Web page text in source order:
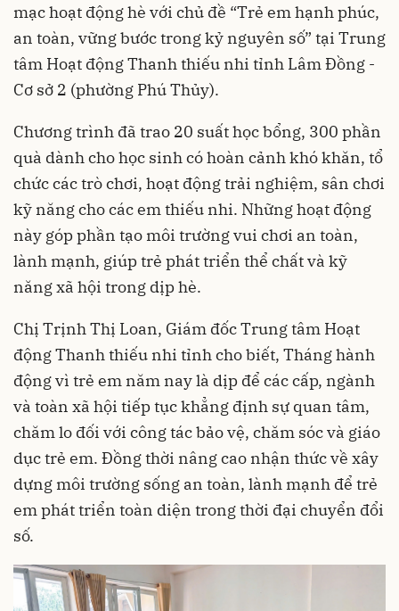
mạc hoạt động hè với chủ đề “Trẻ em hạnh phúc,
an toàn, vững bước trong kỷ nguyên số” tại Trung
tâm Hoạt động Thanh thiếu nhi tỉnh Lâm Đồng -
Cơ sở 2 (phường Phú Thủy).
Chương trình đã trao 20 suất học bổng, 300 phần
quà dành cho học sinh có hoàn cảnh khó khăn, tổ
chức các trò chơi, hoạt động trải nghiệm, sân chơi
kỹ năng cho các em thiếu nhi. Những hoạt động
này góp phần tạo môi trường vui chơi an toàn,
lành mạnh, giúp trẻ phát triển thể chất và kỹ
năng xã hội trong dịp hè.
Chị Trịnh Thị Loan, Giám đốc Trung tâm Hoạt
động Thanh thiếu nhi tỉnh cho biết, Tháng hành
động vì trẻ em năm nay là dịp để các cấp, ngành
và toàn xã hội tiếp tục khẳng định sự quan tâm,
chăm lo đối với công tác bảo vệ, chăm sóc và giáo
dục trẻ em. Đồng thời nâng cao nhận thức về xây
dựng môi trường sống an toàn, lành mạnh để trẻ
em phát triển toàn diện trong thời đại chuyển đổi
số.